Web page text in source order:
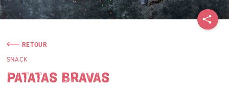
RETOUR
SNACK
PATATAS BRAVAS